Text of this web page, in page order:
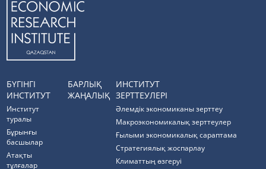
БҮГІНГІ
ИНСТИТУТ
Институт
туралы
Бұрынғы
басшылар
Атақты
тұлғалар
БАРЛЫҚ
ЖАҢАЛЫҚ
ИНСТИТУТ
ЗЕРТТЕУЛЕРІ
Әлемдік экономиканы зерттеу
Макроэкономикалық зерттеулер
Ғылыми экономикалық сараптама
Стратегиялық жоспарлау
Климаттың өзгеруі